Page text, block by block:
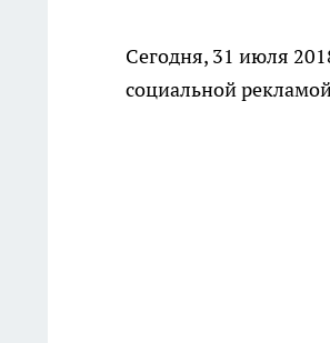
Сегодня, 31 июля
социальной